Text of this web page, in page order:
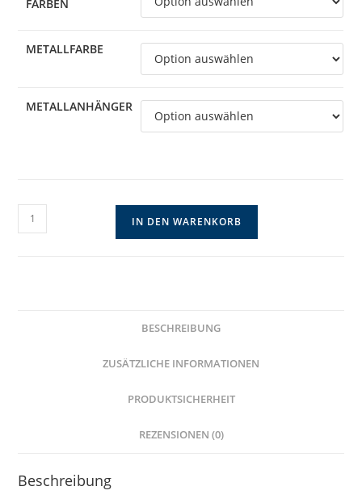
FARBEN
METALLFARBE
METALLANHÄNGER
Silberkette
mit
IN DEN WARENKORB
BESCHREIBUNG
ZUSÄTZLICHE INFORMATIONEN
PRODUKTSICHERHEIT
REZENSIONEN (0)
Beschreibung